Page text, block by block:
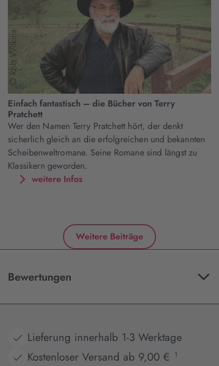
Einfach fantastisch – die Bücher von Terry
Pratchett
Wer den Namen Terry Pratchett hört, der denkt
sicherlich gleich an die erfolgreichen und bekannten
Scheibenweltromane. Seine Romane sind längst zu
Klassikern geworden.
weitere Infos
Weitere Beiträge
Bewertungen
Lieferung innerhalb 1-3 Werktage
Kostenloser Versand ab 9,00 €
1